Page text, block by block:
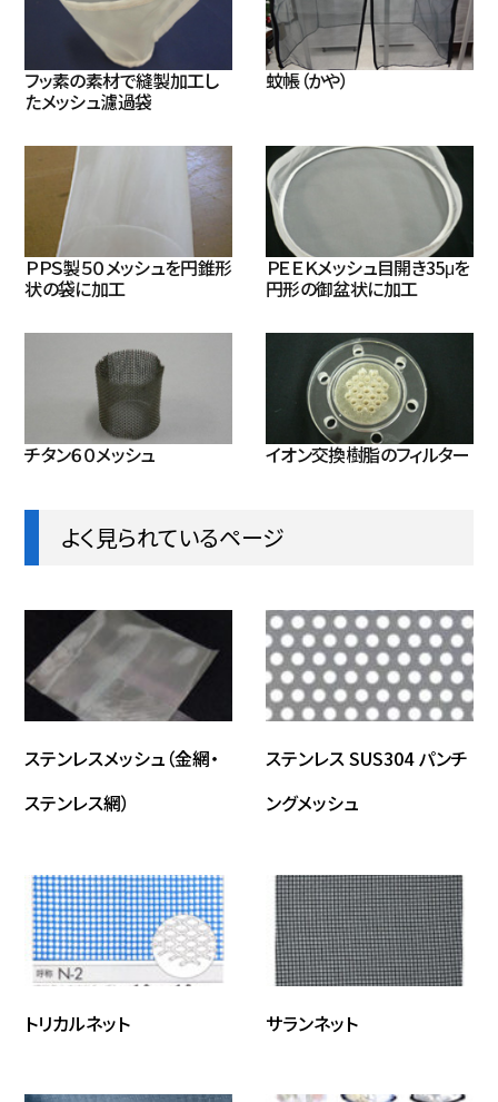
フッ素の素材で縫製加工し
たメッシュ濾過袋
蚊帳（かや）
ＰＰＳ製５０メッシュを円錐形
状の袋に加工
ＰＥＥＫメッシュ目開き35μを
円形の御盆状に加工
チタン６０メッシュ イオン交換樹脂のフィルター
よく見られているページ
ステンレスメッシュ（金網・
ステンレス網）
ステンレス SUS304 パンチ
ングメッシュ
トリカルネット サランネット